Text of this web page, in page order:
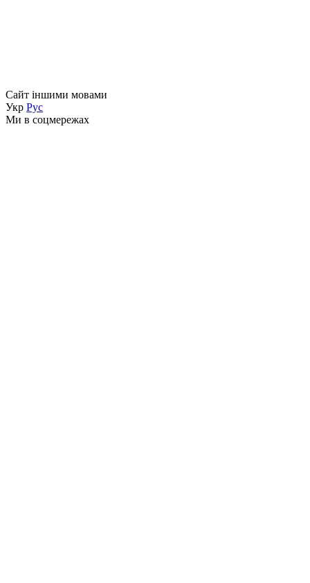
Сайт іншими мовами
Укр Рус
Ми в соцмережах